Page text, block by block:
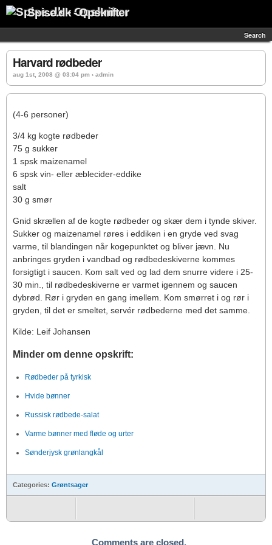
Spise.dk - Opskrifter
Search
Harvard rødbeder
aug 1st, 2008 @ 03:04 pm › admin
(4-6 personer)
3/4 kg kogte rødbeder
75 g sukker
1 spsk maizenamel
6 spsk vin- eller æblecider-eddike
salt
30 g smør
Gnid skrællen af de kogte rødbeder og skær dem i tynde skiver.
Sukker og maizenamel røres i eddiken i en gryde ved svag
varme, til blandingen når kogepunktet og bliver jævn. Nu
anbringes gryden i vandbad og rødbedeskiverne kommes
forsigtigt i saucen. Kom salt ved og lad dem snurre videre i 25-
30 min., til rødbedeskiverne er varmet igennem og saucen
dybrød. Rør i gryden en gang imellem. Kom smørret i og rør i
gryden, til det er smeltet, servér rødbederne med det samme.
Kilde: Leif Johansen
Minder om denne opskrift:
Rødbeder på tyrkisk
Hvide bønner
Russisk rødbede-salat
Varme bønner med fløde og urter
Sønderjysk grønlangkål
Categories: Grøntsager
Comments are closed.